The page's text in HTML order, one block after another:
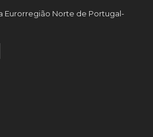
Eurorregião Norte de Portugal-